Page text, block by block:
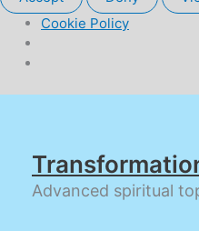
Cookie Policy
Advanced spiritual